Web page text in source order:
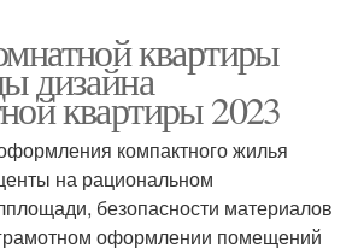
квартиры
дизайна
квартиры 2023
компактного жилья
на рациональном
безопасности материалов
оформлении помещений